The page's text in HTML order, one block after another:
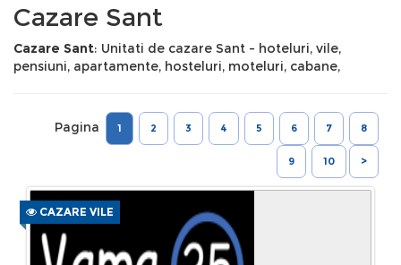
Cazare Sant
Cazare Sant: Unitati de cazare Sant - hoteluri, vile,
pensiuni, apartamente, hosteluri, moteluri, cabane,
Pagina 1 2 3 4 5 6 7 8
9 10 >
CAZARE VILE